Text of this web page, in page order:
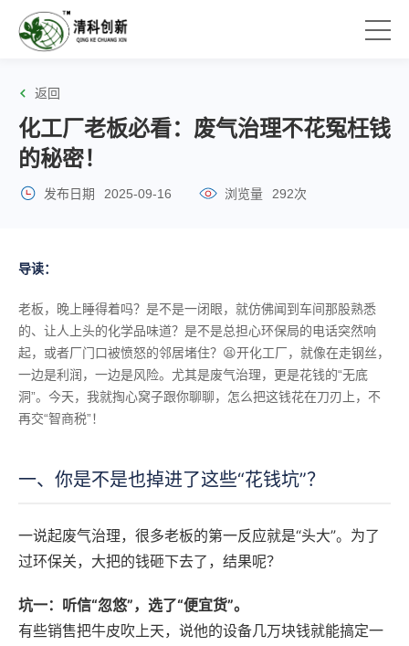
返回
化工厂老板必看：废气治理不花冤枉钱
的秘密！
发布日期 2025-09-16 浏览量 292次
导读：
老板，晚上睡得着吗？是不是一闭眼，就仿佛闻到车间那股熟悉
的、让人上头的化学品味道？是不是总担心环保局的电话突然响
起，或者厂门口被愤怒的邻居堵住？😫开化工厂，就像在走钢丝，
一边是利润，一边是风险。尤其是废气治理，更是花钱的“无底
洞”。今天，我就掏心窝子跟你聊聊，怎么把这钱花在刀刃上，不
再交“智商税”！
一、你是不是也掉进了这些“花钱坑”？
一说起废气治理，很多老板的第一反应就是“头大”。为了
过环保关，大把的钱砸下去了，结果呢？
坑一：听信“忽悠”，选了“便宜货”。
有些销售把牛皮吹上天，说他的设备几万块钱就能搞定一